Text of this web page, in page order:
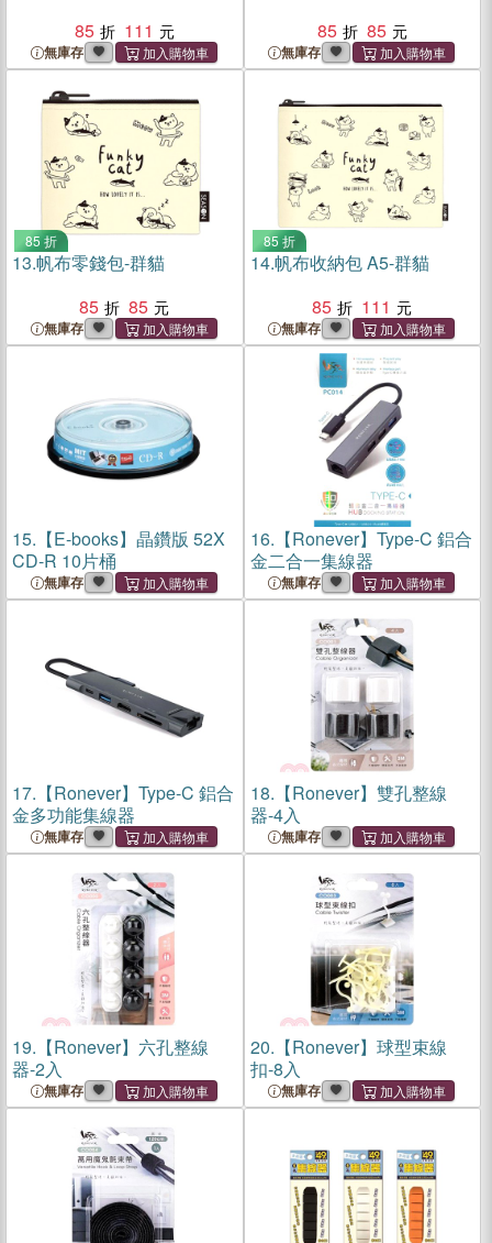
85
111
無庫存
85
85
無庫存
85 折
13.帆布零錢包-群貓
85
85
無庫存
85 折
14.帆布收納包 A5-群貓
85
111
無庫存
15. 【E-books】晶鑽版 52X
CD-R 10片桶
無庫存
16. 【Ronever】Type-C 鋁合
金二合一集線器
無庫存
17. 【Ronever】Type-C 鋁合
金多功能集線器
無庫存
18. 【Ronever】雙孔整線
器-4入
無庫存
19. 【Ronever】六孔整線
器-2入
無庫存
20. 【Ronever】球型束線
扣-8入
無庫存